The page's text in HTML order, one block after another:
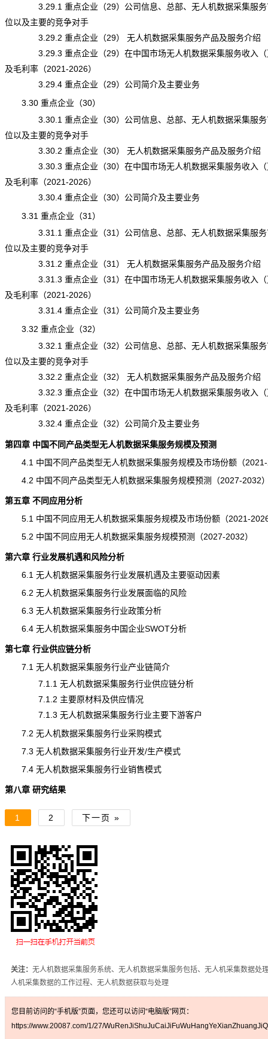
3.29.1 重点企业（29）公司信息、总部、无人机数据采集服务
位以及主要的竞争对手
3.29.2 重点企业（29） 无人机数据采集服务产品及服务介绍
3.29.3 重点企业（29）在中国市场无人机数据采集服务收入（
及毛利率（2021-2026）
3.29.4 重点企业（29）公司简介及主要业务
3.30 重点企业（30）
3.30.1 重点企业（30）公司信息、总部、无人机数据采集服务
位以及主要的竞争对手
3.30.2 重点企业（30） 无人机数据采集服务产品及服务介绍
3.30.3 重点企业（30）在中国市场无人机数据采集服务收入（
及毛利率（2021-2026）
3.30.4 重点企业（30）公司简介及主要业务
3.31 重点企业（31）
3.31.1 重点企业（31）公司信息、总部、无人机数据采集服务
位以及主要的竞争对手
3.31.2 重点企业（31） 无人机数据采集服务产品及服务介绍
3.31.3 重点企业（31）在中国市场无人机数据采集服务收入（
及毛利率（2021-2026）
3.31.4 重点企业（31）公司简介及主要业务
3.32 重点企业（32）
3.32.1 重点企业（32）公司信息、总部、无人机数据采集服务
位以及主要的竞争对手
3.32.2 重点企业（32） 无人机数据采集服务产品及服务介绍
3.32.3 重点企业（32）在中国市场无人机数据采集服务收入（
及毛利率（2021-2026）
3.32.4 重点企业（32）公司简介及主要业务
第四章 中国不同产品类型无人机数据采集服务规模及预测
4.1 中国不同产品类型无人机数据采集服务规模及市场份额（
4.2 中国不同产品类型无人机数据采集服务规模预测（2027-2032
第五章 不同应用分析
5.1 中国不同应用无人机数据采集服务规模及市场份额（2021-
5.2 中国不同应用无人机数据采集服务规模预测（2027-2032）
第六章 行业发展机遇和风险分析
6.1 无人机数据采集服务行业发展机遇及主要驱动因素
6.2 无人机数据采集服务行业发展面临的风险
6.3 无人机数据采集服务行业政策分析
6.4 无人机数据采集服务中国企业SWOT分析
第七章 行业供应链分析
7.1 无人机数据采集服务行业产业链简介
7.1.1 无人机数据采集服务行业供应链分析
7.1.2 主要原材料及供应情况
7.1.3 无人机数据采集服务行业主要下游客户
7.2 无人机数据采集服务行业采购模式
7.3 无人机数据采集服务行业开发/生产模式
7.4 无人机数据采集服务行业销售模式
第八章 研究结果
1 2 下一页 »
关注： 无人机数据采集服务系统、无人机数据采集服务包括、无人机采集数据处
人机采集数据的工作过程、无人机数据获取与处理
您目前访问的“手机版”页面，您还可以访问“电脑版”网页：
https://www.20087.com/1/27/